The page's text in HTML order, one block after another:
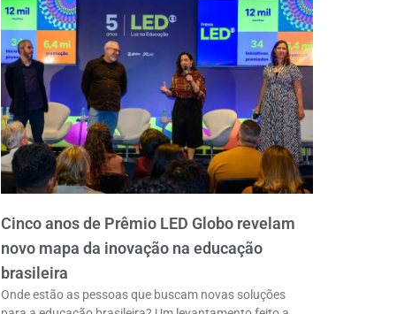
Cinco anos de Prêmio LED Globo revelam
novo mapa da inovação na educação
brasileira
Onde estão as pessoas que buscam novas soluções